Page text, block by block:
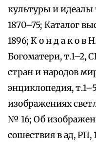
культуры и идеалы
1870–75; Каталог
1896; К о н д а к о в
Богоматери, т.1–2,
стран и народов
энциклопедия,
изображениях
№ 16; Об
сошествия в ад,